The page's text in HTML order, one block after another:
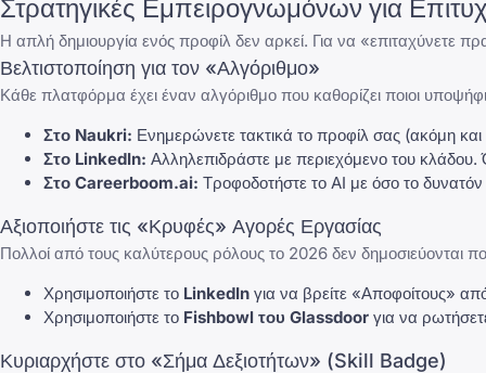
Στρατηγικές Εμπειρογνωμόνων για
Η απλή δημιουργία ενός προφίλ δεν αρκεί. Για να «επιταχύνετε
Βελτιστοποίηση για τον «Αλγόριθμο»
Κάθε πλατφόρμα έχει έναν αλγόριθμο που καθορίζει ποιοι
Στο Naukri: Ενημερώνετε τακτικά το προφίλ σας (ακόμη
Στο LinkedIn: Αλληλεπιδράστε με περιεχόμενο του κλάδου.
Στο Careerboom.ai: Τροφοδοτήστε το AI με όσο το δυνατόν
Αξιοποιήστε τις «Κρυφές» Αγορές Εργασίας
Πολλοί από τους καλύτερους ρόλους το 2026 δεν
Χρησιμοποιήστε το LinkedIn για να βρείτε «Αποφοίτους»
Χρησιμοποιήστε το Fishbowl του Glassdoor για να
Κυριαρχήστε στο «Σήμα Δεξιοτήτων» (Skill Badge)